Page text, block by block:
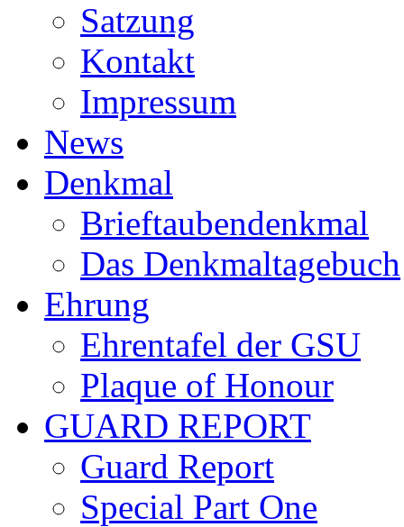
Satzung
Kontakt
Impressum
News
Denkmal
Brieftaubendenkmal
Das Denkmaltagebuch
Ehrung
Ehrentafel der GSU
Plaque of Honour
GUARD REPORT
Guard Report
Special Part One